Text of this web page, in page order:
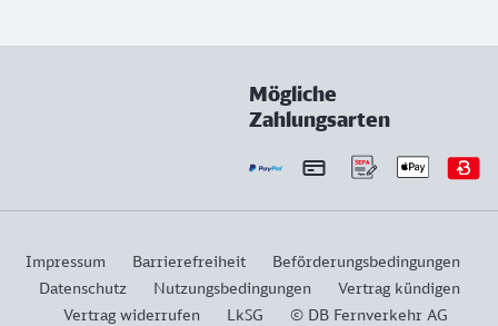
Mögliche
Zahlungsarten
Impressum Barrierefreiheit
Beförderungsbedingungen
Datenschutz
Nutzungsbedingungen
Vertrag kündigen
Vertrag widerrufen
LkSG © DB Fernverkehr AG